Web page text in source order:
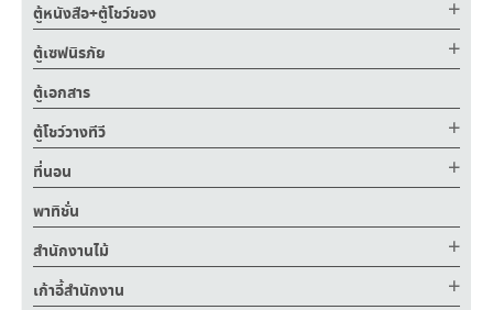
ตู้หนังสือ+ตู้โชว์ของ
ตู้เซฟนิรภัย
ตู้เอกสาร
ตู้โชว์วางทีวี
ที่นอน
พาทิชั่น
สำนักงานไม้
เก้าอี้สำนักงาน